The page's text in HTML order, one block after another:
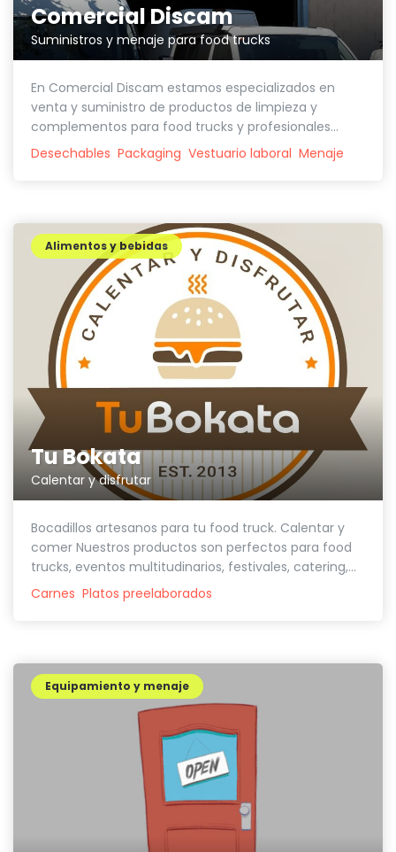
Comercial Discam
Suministros y menaje para food trucks
En Comercial Discam estamos especializados en
venta y suministro de productos de limpieza y
complementos para food trucks y profesionales...
Desechables Packaging Vestuario laboral Menaje
Tu Bokata
Calentar y disfrutar
Alimentos y bebidas
Bocadillos artesanos para tu food truck. Calentar y
comer Nuestros productos son perfectos para food
trucks, eventos multitudinarios, festivales, catering,...
Carnes Platos preelaborados
Equipamiento y menaje